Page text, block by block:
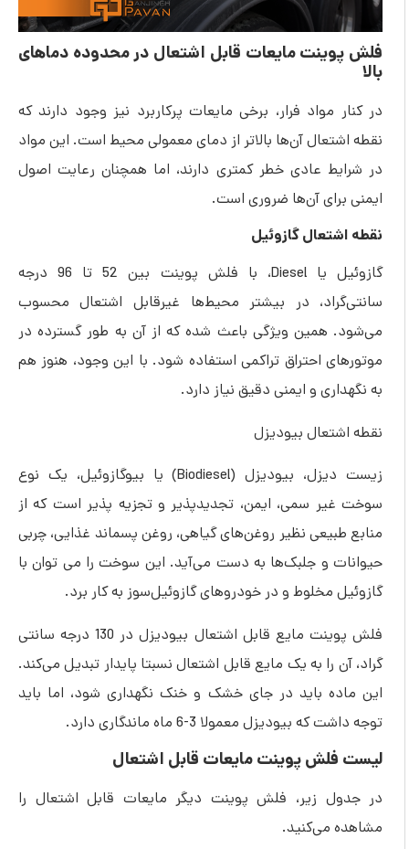
مایعات قابل اشتعال در محدوده دماهای
مواد فرار، برخی مایعات پرکاربرد نیز وجود دارند که
آن‌ها بالاتر از دمای معمولی محیط است. این مواد
عادی خطر کمتری دارند، اما همچنان رعایت اصول
آن‌ها ضروری است.
گازوئیل
گازوئیل یا Diesel، با فلش پوینت بین 52 تا 96 درجه
در بیشتر محیط‌ها غیرقابل اشتعال محسوب
همین ویژگی باعث شده که از آن به طور گسترده در
احتراق تراکمی استفاده شود. با این وجود، هنوز هم
و ایمنی دقیق نیاز دارد.
بیودیزل
زیست ‌دیزل، بیودیزل (Biodiesel) یا بیوگازوئیل، یک نوع
سمی، ایمن، تجدیدپذیر و تجزیه‌ پذیر است که از
نظیر روغن‌‌های گیاهی، روغن پسماند غذایی، چربی
و جلبک‌‌ها به دست می‌‌آید. این سوخت را می‌ توان با
مخلوط و در خودروهای گازوئیل‌سوز به‌ کار برد.
فلش پوینت مایع قابل اشتعال بیودیزل در 130 درجه سانتی
را به یک مایع قابل اشتعال نسبتا پایدار تبدیل می‌کند.
باید در جای خشک و خنک نگهداری شود، اما باید
بیودیزل معمولا 3-6 ماه ماندگاری دارد.
پوینت مایعات قابل اشتعال
زیر، فلش پوینت دیگر مایعات قابل اشتعال را
می‌کنید.